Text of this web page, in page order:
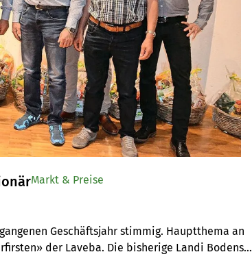
Geschäftsjahr stimmig. Hauptthema an
der Laveba. Die bisherige Landi Bodensee
Markt & Preise